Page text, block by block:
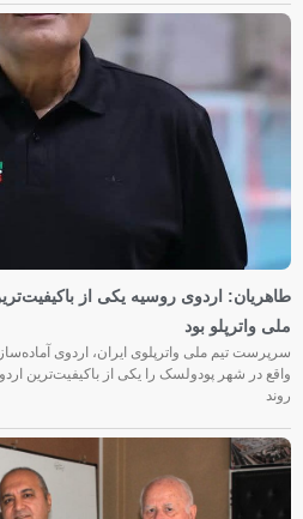
طاهریان: اردوی روسیه یکی از
ملی واترپلو بود
سرپرست تیم ملی واترپلوی ایران، اردوی
واقع در شهر پودولسک را یکی از باکیفیت‌ترین
روند